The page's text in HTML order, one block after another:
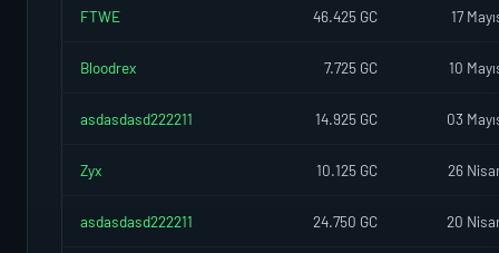
FTWE 46.425 GC 17
Bloodrex 7.725 GC 10
asdasdasd222211 14.925 GC 03
Zyx 10.125 GC 26
asdasdasd222211 24.750 GC 20